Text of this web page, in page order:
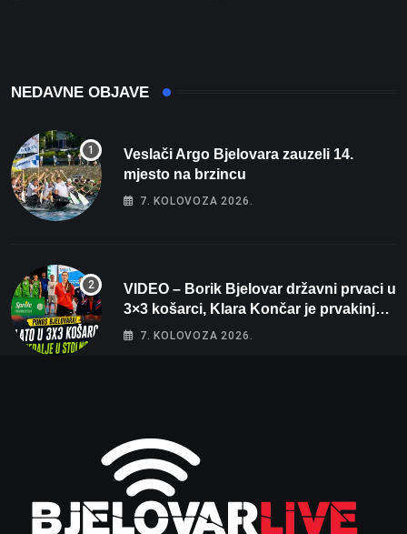
NEDAVNE OBJAVE
Veslači Argo Bjelovara zauzeli 14.
mjesto na brzincu
7. KOLOVOZA 2026.
VIDEO – Borik Bjelovar državni prvaci u
3×3 košarci, Klara Končar je prvakinja
Hrvatske u stolnom tenisu!
7. KOLOVOZA 2026.